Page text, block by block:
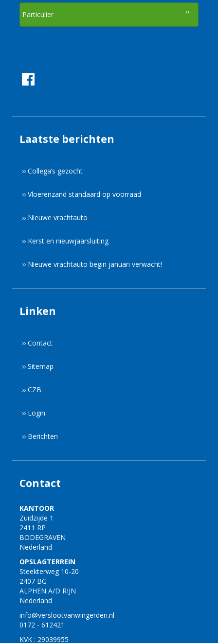
Particulier
Laatste berichten
›› Collega’s gezocht
›› Vloerenzand standaard op voorraad
›› Nieuwe vrachtauto
›› Kerst en nieuwjaarsluiting
›› Nieuwe vrachtauto begin januari verwacht!
Linken
›› Contact
›› Sitemap
›› CZB
›› Login
›› Berichten
Contact
KANTOOR
Zuidzijde 1
2411 RP
BODEGRAVEN
Nederland
OPSLAGTERREIN
Steekterweg 10-20
2407 BG
ALPHEN A/D RIJN
Nederland
info@verslootvanwingerden.nl
0172 - 612421
KVK : 29039955